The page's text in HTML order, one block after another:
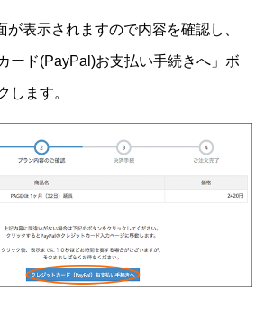
が表示されますので内容を確認し、
ード(PayPal)お支払い手続きへ」ボ
します。